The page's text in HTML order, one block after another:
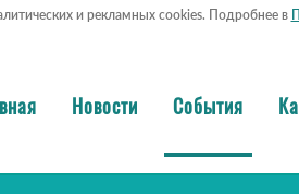
и рекламных cookies. Подробнее в
Новости События